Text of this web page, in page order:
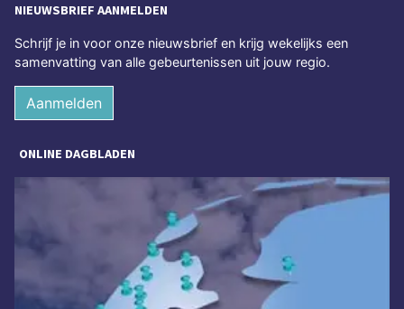
NIEUWSBRIEF AANMELDEN
Schrijf je in voor onze nieuwsbrief en krijg wekelijks een
samenvatting van alle gebeurtenissen uit jouw regio.
Aanmelden
ONLINE DAGBLADEN